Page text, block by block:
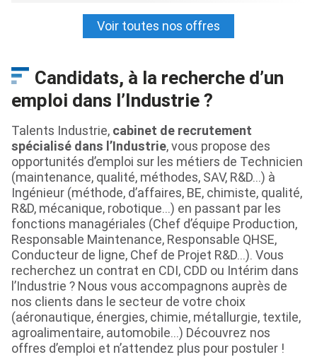
Voir toutes nos offres
Candidats, à la recherche d’un
emploi dans l’Industrie ?
Talents Industrie, cabinet de recrutement
spécialisé dans l’Industrie, vous propose des
opportunités d’emploi sur les métiers de Technicien
(maintenance, qualité, méthodes, SAV, R&D…) à
Ingénieur (méthode, d’affaires, BE, chimiste, qualité,
R&D, mécanique, robotique…) en passant par les
fonctions managériales (Chef d’équipe Production,
Responsable Maintenance, Responsable QHSE,
Conducteur de ligne, Chef de Projet R&D…). Vous
recherchez un contrat en CDI, CDD ou Intérim dans
l’Industrie ? Nous vous accompagnons auprès de
nos clients dans le secteur de votre choix
(aéronautique, énergies, chimie, métallurgie, textile,
agroalimentaire, automobile…) Découvrez nos
offres d’emploi et n’attendez plus pour postuler !